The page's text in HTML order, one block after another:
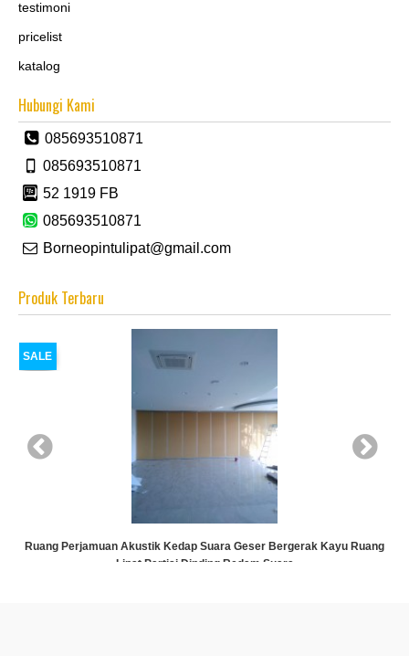
testimoni
pricelist
katalog
Hubungi Kami
085693510871
085693510871
52 1919 FB
085693510871
Borneopintulipat@gmail.com
Produk Terbaru
SALE
Ruang Perjamuan Akustik Kedap Suara Geser Bergerak Kayu Ruang
Lipat Partisi Dinding Redam Suara